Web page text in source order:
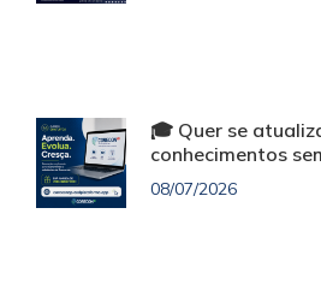
🎓 Quer se
conhecimentos
08/07/2026